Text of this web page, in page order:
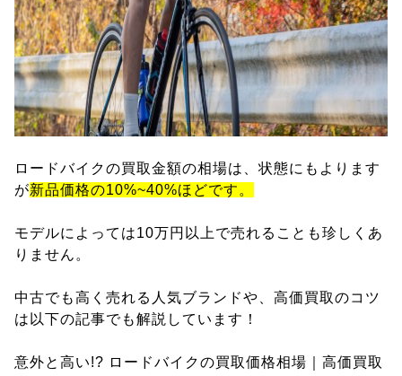
ロードバイクの買取金額の相場は、状態にもよります
が新品価格の10%~40%ほどです。
モデルによっては10万円以上で売れることも珍しくあ
りません。
中古でも高く売れる人気ブランドや、高価買取のコツ
は以下の記事でも解説しています！
意外と高い!? ロードバイクの買取価格相場｜高価買取